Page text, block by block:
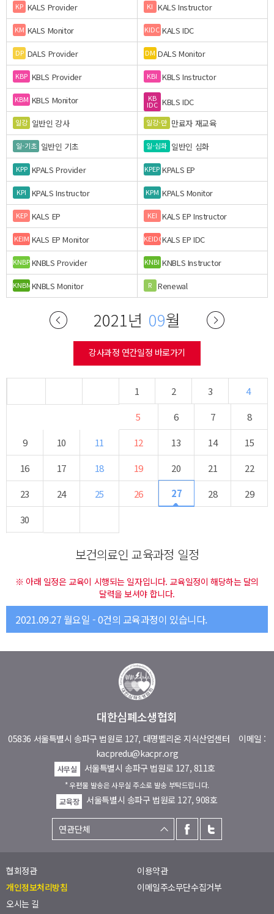
KP KALS Provider KI KALS Instructor
KM KALS Monitor KIDC KALS IDC
DP DALS Provider DM DALS Monitor
KBP KBLS Provider KBI KBLS Instructor
KBM KBLS Monitor KB
IDC KBLS IDC
일강 일반인 강사 일강-만 만료자 재교육
일-기초 일반인 기초 일-심화 일반인 심화
KPP KPALS Provider KPEP KPALS EP
KPI KPALS Instructor KPM KPALS Monitor
KEP KALS EP KEI KALS EP Instructor
KEIM KALS EP Monitor KEIDCKALS EP IDC
KNBPKNBLS Provider KNBI KNBLS Instructor
KNBMKNBLS Monitor R Renewal
2021년 09월
강사과정 연간일정 바로가기
1 2 3
4
5
6 7
8
9
10 11 12 13 14
15
16
17 18 19 20 21
22
23
24 25 26 27 28
29
30
보건의료인 교육과정 일정
※ 아래 일정은 교육이 시행되는 일자입니다. 교육일정이 해당하는 달의
달력을 보셔야 합니다.
2021.09.27 월요일 - 0건의 교육과정이 있습니다.
대한심폐소생협회
05836 서울특별시 송파구 법원로 127, 대명벨리온 지식산업센터 이메일 :
kacpredu@kacpr.org
사무실 서울특별시 송파구 법원로 127, 811호
* 우편물 발송은 사무실 주소로 발송 부탁드립니다.
교육장
서울특별시 송파구 법원로 127, 908호
협회정관
이용약관
개인정보처리방침
이메일주소무단수집거부
오시는 길